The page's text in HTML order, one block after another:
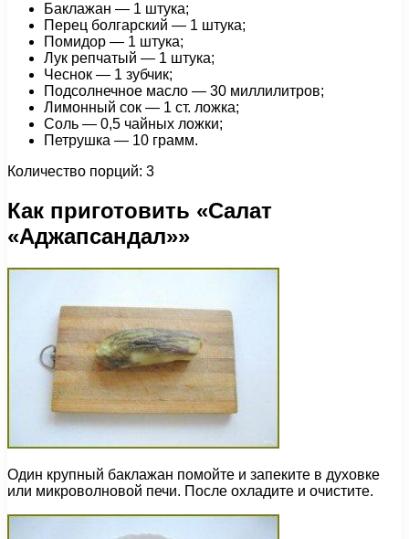
Баклажан — 1 штука;
Перец болгарский — 1 штука;
Помидор — 1 штука;
Лук репчатый — 1 штука;
Чеснок — 1 зубчик;
Подсолнечное масло — 30 миллилитров;
Лимонный сок — 1 ст. ложка;
Соль — 0,5 чайных ложки;
Петрушка — 10 грамм.
Количество порций: 3
Как приготовить «Салат
«Аджапсандал»»
Один крупный баклажан помойте и запеките в духовке
или микроволновой печи. После охладите и очистите.